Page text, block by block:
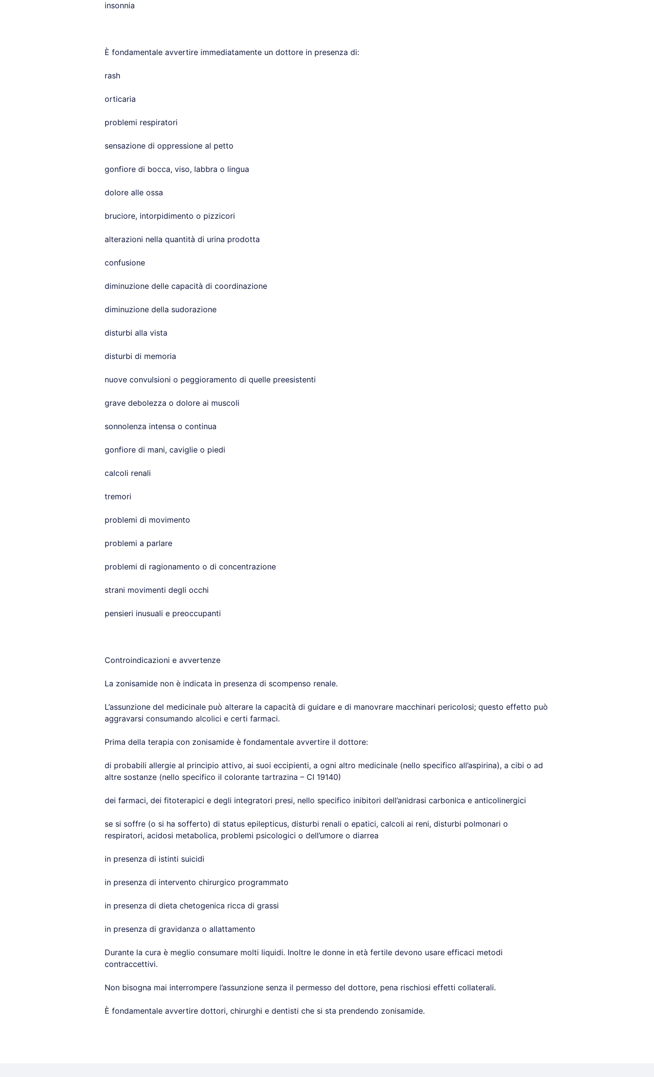
insonnia
È fondamentale avvertire immediatamente un dottore in presenza di:
rash
orticaria
problemi respiratori
sensazione di oppressione al petto
gonfiore di bocca, viso, labbra o lingua
dolore alle ossa
bruciore, intorpidimento o pizzicori
alterazioni nella quantità di urina prodotta
confusione
diminuzione delle capacità di coordinazione
diminuzione della sudorazione
disturbi alla vista
disturbi di memoria
nuove convulsioni o peggioramento di quelle preesistenti
grave debolezza o dolore ai muscoli
sonnolenza intensa o continua
gonfiore di mani, caviglie o piedi
calcoli renali
tremori
problemi di movimento
problemi a parlare
problemi di ragionamento o di concentrazione
strani movimenti degli occhi
pensieri inusuali e preoccupanti
Controindicazioni e avvertenze
La zonisamide non è indicata in presenza di scompenso renale.
L’assunzione del medicinale può alterare la capacità di guidare e di manovrare macchinari pericolosi; questo effetto può
aggravarsi consumando alcolici e certi farmaci.
Prima della terapia con zonisamide è fondamentale avvertire il dottore:
di probabili allergie al principio attivo, ai suoi eccipienti, a ogni altro medicinale (nello specifico all’aspirina), a cibi o ad
altre sostanze (nello specifico il colorante tartrazina – CI 19140)
dei farmaci, dei fitoterapici e degli integratori presi, nello specifico inibitori dell’anidrasi carbonica e anticolinergici
se si soffre (o si ha sofferto) di status epilepticus, disturbi renali o epatici, calcoli ai reni, disturbi polmonari o
respiratori, acidosi metabolica, problemi psicologici o dell’umore o diarrea
in presenza di istinti suicidi
in presenza di intervento chirurgico programmato
in presenza di dieta chetogenica ricca di grassi
in presenza di gravidanza o allattamento
Durante la cura è meglio consumare molti liquidi. Inoltre le donne in età fertile devono usare efficaci metodi
contraccettivi.
Non bisogna mai interrompere l’assunzione senza il permesso del dottore, pena rischiosi effetti collaterali.
È fondamentale avvertire dottori, chirurghi e dentisti che si sta prendendo zonisamide.